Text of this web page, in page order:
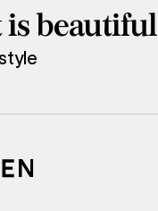
beautiful